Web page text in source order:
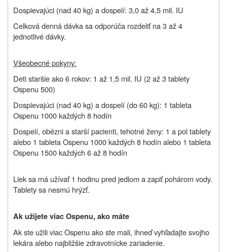
Dospievajúci (nad 40 kg) a dospelí: 3,0 až 4,5 mil. IU
Celková denná dávka sa odporúča rozdeliť na 3 až 4
jednotlivé dávky.
Všeobecné pokyny:
Deti staršie ako 6 rokov: 1 až 1,5 mil. IU (2 až 3 tablety
Ospenu 500)
Dospievajúci (nad 40 kg) a dospelí (do 60 kg): 1 tableta
Ospenu 1000 každých 8 hodín
Dospelí, obézni a starší pacienti, tehotné ženy: 1 a pol tablety
alebo 1 tableta Ospenu 1000 každých 8 hodín alebo 1 tableta
Ospenu 1500 každých 6 až 8 hodín
Liek sa má užívať 1 hodinu pred jedlom a zapiť pohárom vody.
Tablety sa nesmú hrýzť.
Ak užijete viac Ospenu, ako máte
Ak ste užili viac Ospenu ako ste mali, ihneď vyhľadajte svojho
lekára alebo najbližšie zdravotnícke zariadenie.